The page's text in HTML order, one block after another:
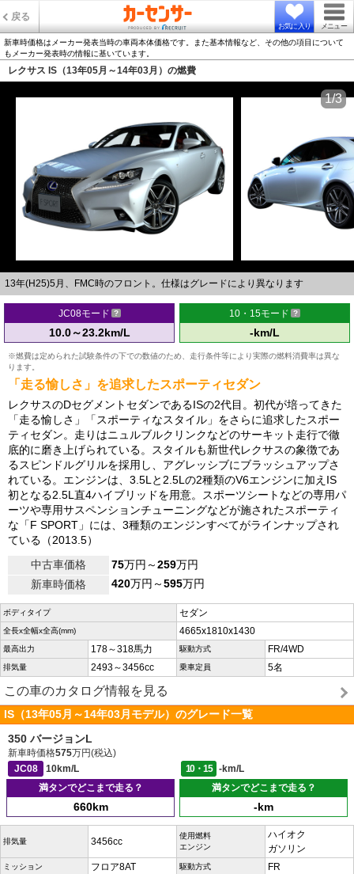
戻る
お気に入り メニュー
新車時価格はメーカー発表当時の車両本体価格です。また基本情報など、その他の項目について
もメーカー発表時の情報に基いています。
レクサス IS（13年05月～14年03月）の燃費
13年(H25)5月、FMC時のフロント。仕様はグレードにより異なります
1/3
JC08モード
10.0～23.2km/L
10・15モード
-km/L
※燃費は定められた試験条件の下での数値のため、走行条件等により実際の燃料消費率は異な
ります。
「走る愉しさ」を追求したスポーティセダン
レクサスのDセグメントセダンであるISの2代目。初代が培ってきた
「走る愉しさ」「スポーティなスタイル」をさらに追求したスポー
ティセダン。走りはニュルブルクリンクなどのサーキット走行で徹
底的に磨き上げられている。スタイルも新世代レクサスの象徴であ
るスピンドルグリルを採用し、アグレッシブにブラッシュアップさ
れている。エンジンは、3.5Lと2.5Lの2種類のV6エンジンに加えIS
初となる2.5L直4ハイブリッドを用意。スポーツシートなどの専用パ
ーツや専用サスペンションチューニングなどが施されたスポーティ
な「F SPORT」には、3種類のエンジンすべてがラインナップされ
ている（2013.5）
中古車価格
75万円～259万円
新車時価格
420万円～595万円
ボディタイプ セダン
全長x全幅x全高(mm) 4665x1810x1430
最高出力 178～318馬力 駆動方式 FR/4WD
排気量 2493～3456cc 乗車定員 5名
この車のカタログ情報を見る
IS（13年05月～14年03月モデル）のグレード一覧
350 バージョンL
新車時価格575万円(税込)
JC08
10km/L 10・15
-km/L
満タンでどこまで走る？
660km
満タンでどこまで走る？
-km
排気量 3456cc
使用燃料
エンジン
ハイオク
ガソリン
ミッション フロア8AT 駆動方式 FR